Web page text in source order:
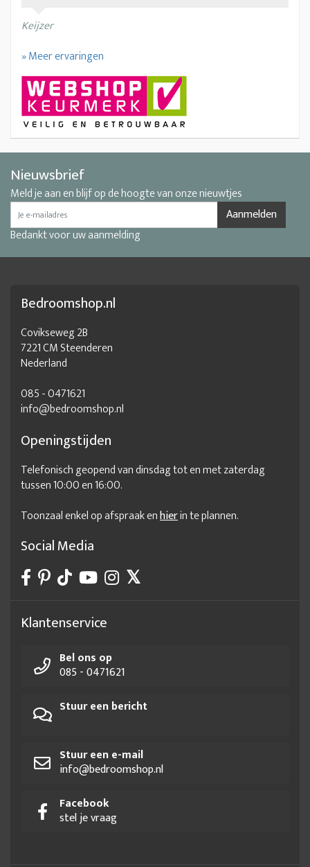
Keijzer
» Meer ervaringen
Nieuwsbrief
Meld je aan en blijf op de hoogte van onze nieuwtjes
Aanmelden
Bedankt voor uw aanmelding
Bedroomshop.nl
Covikseweg 2B
7221 CM Steenderen
Nederland
085 - 0471621
info@bedroomshop.nl
Openingstijden
Telefonisch geopend van dinsdag tot en met zaterdag
tussen 10:00 en 16:00.
Toonzaal enkel op afspraak enhierin te plannen.
Social Media
Klantenservice
Bel ons op
085 - 0471621
Stuur een bericht
Stuur een e-mail
info@bedroomshop.nl
Facebook
stel je vraag